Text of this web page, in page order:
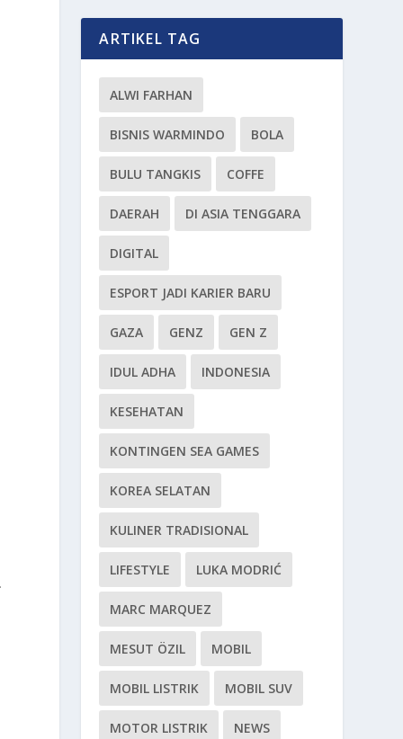
ARTIKEL TAG
ALWI FARHAN
BISNIS WARMINDO BOLA
BULU TANGKIS COFFE
DAERAH DI ASIA TENGGARA
DIGITAL
ESPORT JADI KARIER BARU
GAZA GENZ GEN Z
IDUL ADHA INDONESIA
KESEHATAN
KONTINGEN SEA GAMES
KOREA SELATAN
KULINER TRADISIONAL
LIFESTYLE LUKA MODRIĆ
MARC MARQUEZ
MESUT ÖZIL MOBIL
MOBIL LISTRIK MOBIL SUV
MOTOR LISTRIK NEWS